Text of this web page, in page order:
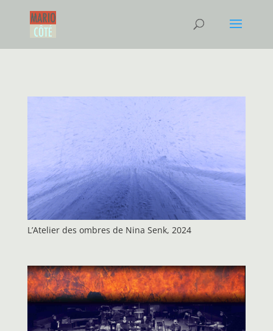
L’Atelier des ombres de Nina Senk, 2024